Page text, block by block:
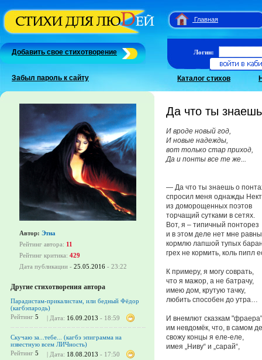
Главная
Добавить свое стихотворение
Забыл пароль к сайту
Логин:
Каталог стихов
Автор: Этна
Рейтинг автора: 11
Рейтинг критика: 429
Дата публикации - 25.05.2016 - 23:22
Другие стихотворения автора
Парадистам-прикалистам, или бедный Фёдор
(кагбэпародь)
Рейтинг 5 | Дата: 16.09.2013 - 18:59
Скучаю за...тебе... (кагбэ эпиграмма на
известную всем ЛИЧность)
Рейтинг 5 | Дата: 18.08.2013 - 17:50
Да что ты
И вроде новый год,
И новые надежды,
вот только стар приход,
Да и понты все те же...
— Да что ты знаешь о
спросил меня однажды
из доморощенных поэтов
торчащий сутками в сетях.
Вот, я – типичный понторез
и в этом деле нет мне
кормлю лапшой тупых
грех не кормить, коль пипл
К примеру, я могу соврать,
что я мажор, а не батрачу,
имею дом, крутую тачку,
любить способен до утра…
И внемлют сказкам
им невдомёк, что, в самом
свожу концы я еле-еле,
имея „Ниву“ и „сарай“,